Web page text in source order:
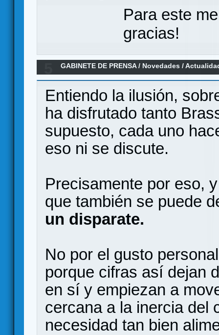
Para este
gracias!
GABINETE DE PRENSA/ Novedades /
Entiendo la ilusión,
ha disfrutado tanto
supuesto, cada uno
eso ni se discute.
Precisamente por eso,
que también se puede
un disparate.
No por el gusto
porque cifras así dejan
en sí y empiezan a
cercana a la inercia del
necesidad tan bien